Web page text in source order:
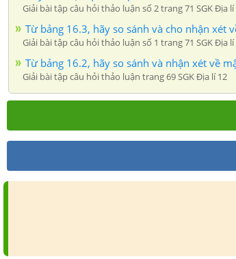
Giải bài tập câu hỏi thảo luận số 2 trang 71 SGK Địa lí
Từ bảng 16.3, hãy so sánh và cho nhận
Giải bài tập câu hỏi thảo luận số 1 trang 71 SGK Địa lí
Từ bảng 16.2, hãy so sánh và nhận xét về
Giải bài tập câu hỏi thảo luận trang 69 SGK Địa lí 12